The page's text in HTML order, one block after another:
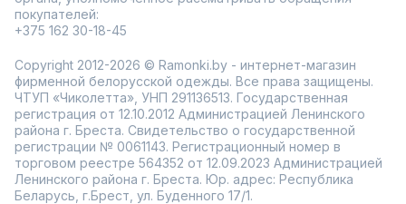
покупателей:
+375 162 30-18-45
Copyright 2012-2026 © Ramonki.by - интернет-магазин
фирменной белорусской одежды. Все права защищены.
ЧТУП «Чиколетта», УНП 291136513. Государственная
регистрация от 12.10.2012 Администрацией Ленинского
района г. Бреста. Свидетельство о государственной
регистрации № 0061143. Регистрационный номер в
торговом реестре 564352 от 12.09.2023 Администрацией
Ленинского района г. Бреста. Юр. адрес: Республика
Беларусь, г.Брест, ул. Буденного 17/1.